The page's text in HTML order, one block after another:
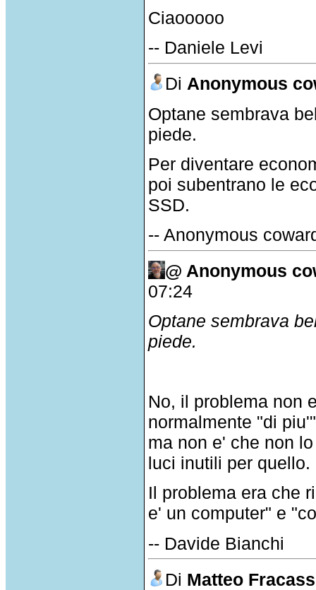
Ciaooooo
-- Daniele Levi
Di Anonymous
Optane sembrava
piede.
Per diventare
poi subentrano le
SSD.
-- Anonymous
@ Anonymous
07:24
Optane sembrava
piede.
No, il problema non
normalmente "di
ma non e' che non
luci inutili per quello.
Il problema era che
e' un computer" e
-- Davide Bianchi
Di Matteo